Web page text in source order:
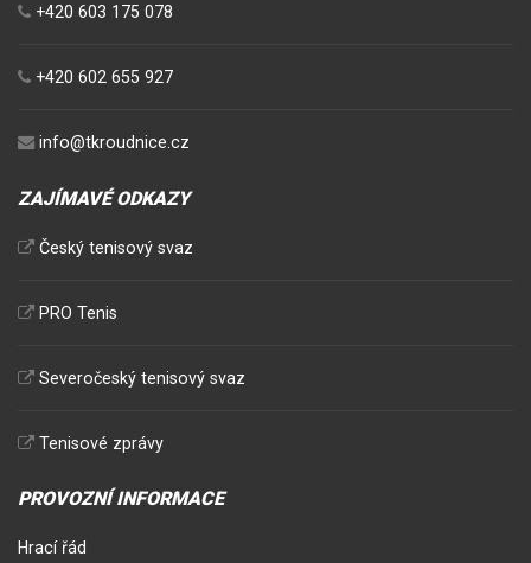
+420 603 175 078
+420 602 655 927
info@tkroudnice.cz
ZAJÍMAVÉ ODKAZY
Český tenisový svaz
PRO Tenis
Severočeský tenisový svaz
Tenisové zprávy
PROVOZNÍ INFORMACE
Hrací řád